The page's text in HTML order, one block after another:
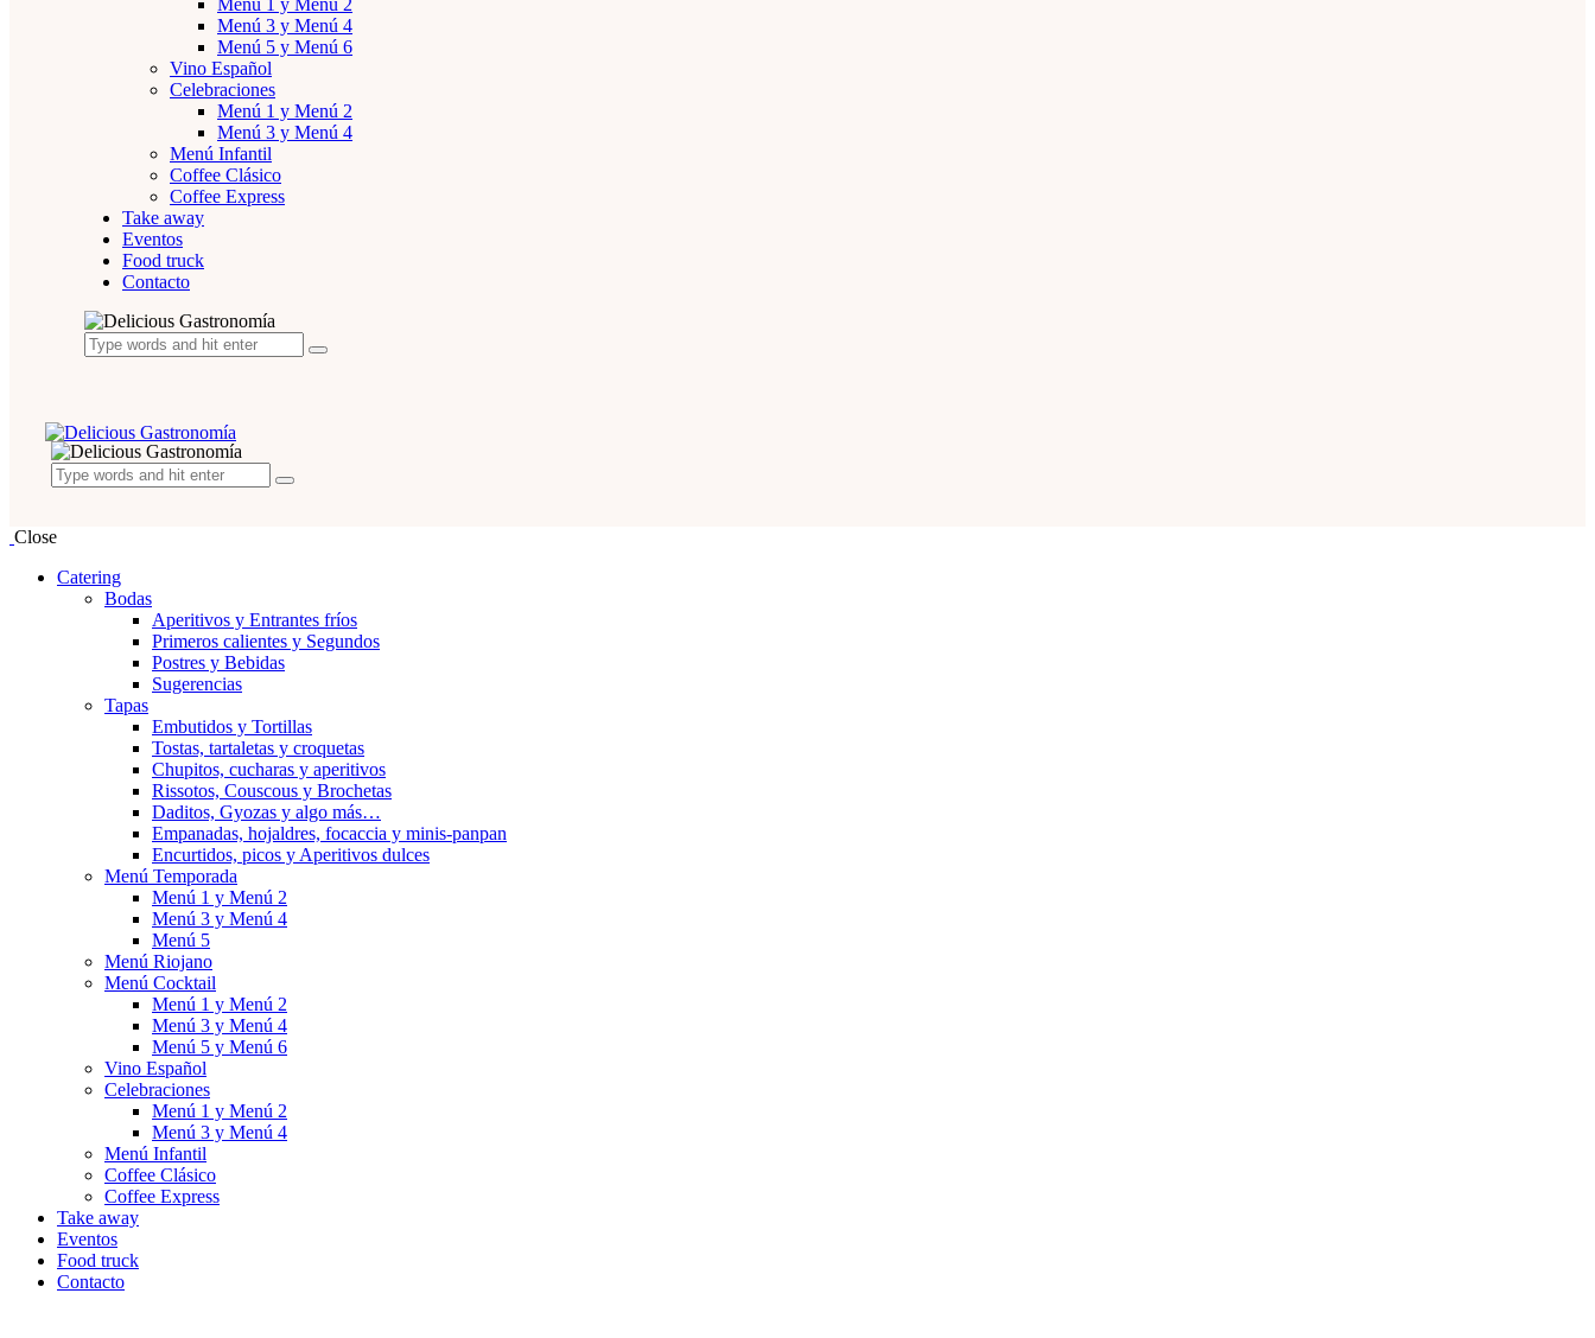
Menú 1 y Menú 2
Menú 3 y Menú 4
Menú 5 y Menú 6
Vino Español
Celebraciones
Menú 1 y Menú 2
Menú 3 y Menú 4
Menú Infantil
Coffee Clásico
Coffee Express
Take away
Eventos
Food truck
Contacto
Close
Catering
Bodas
Aperitivos y Entrantes fríos
Primeros calientes y Segundos
Postres y Bebidas
Sugerencias
Tapas
Embutidos y Tortillas
Tostas, tartaletas y croquetas
Chupitos, cucharas y aperitivos
Rissotos, Couscous y Brochetas
Daditos, Gyozas y algo más…
Empanadas, hojaldres, focaccia y minis-panpan
Encurtidos, picos y Aperitivos dulces
Menú Temporada
Menú 1 y Menú 2
Menú 3 y Menú 4
Menú 5
Menú Riojano
Menú Cocktail
Menú 1 y Menú 2
Menú 3 y Menú 4
Menú 5 y Menú 6
Vino Español
Celebraciones
Menú 1 y Menú 2
Menú 3 y Menú 4
Menú Infantil
Coffee Clásico
Coffee Express
Take away
Eventos
Food truck
Contacto